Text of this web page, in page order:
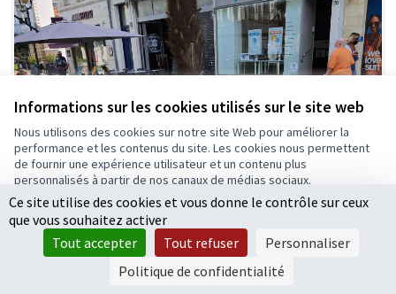
Informations sur les cookies utilisés sur le site web
Nous utilisons des cookies sur notre site Web pour améliorer la
performance et les contenus du site. Les cookies nous permettent
de fournir une expérience utilisateur et un contenu plus
personnalisés à partir de nos canaux de médias sociaux.
Tout accepter
Accepter seulement les cookies essentiels
Paramètres
Ce site utilise des cookies et vous donne le contrôle sur ceux
que vous souhaitez activer
Tout accepter
Tout refuser
Personnaliser
Politique de confidentialité